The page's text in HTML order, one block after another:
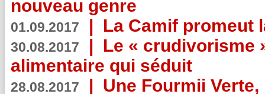
nouveau genre
01.09.2017 | La Camif promeut
30.08.2017 | Le « crudivorisme
alimentaire qui séduit
28.08.2017 | Une Fourmii